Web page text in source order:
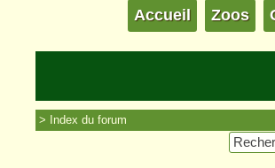
Accueil Zoos
Index du forum